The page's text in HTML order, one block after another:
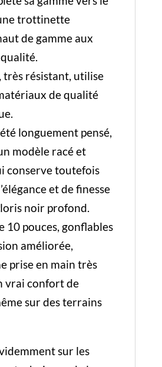
trottinette
de gamme aux
très résistant, utilise
de qualité
longuement pensé,
modèle racé et
conserve toutefois
et de finesse
noir profond.
10 pouces, gonflables
améliorée,
prise en main très
vrai confort de
sur des terrains
sur les